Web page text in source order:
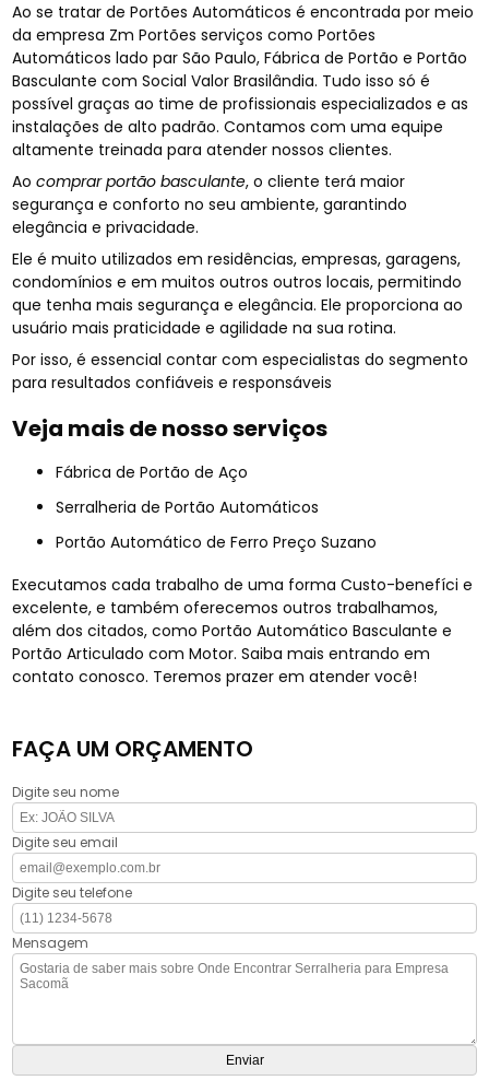
Ao se tratar de Portões Automáticos é encontrada por meio
da empresa Zm Portões serviços como Portões
Automáticos lado par São Paulo, Fábrica de Portão e Portão
Basculante com Social Valor Brasilândia. Tudo isso só é
possível graças ao time de profissionais especializados e as
instalações de alto padrão. Contamos com uma equipe
altamente treinada para atender nossos clientes.
Aocomprar portão basculante, o cliente terá maior
segurança e conforto no seu ambiente, garantindo
elegância e privacidade.
Ele é muito utilizados em residências, empresas, garagens,
condomínios e em muitos outros outros locais, permitindo
que tenha mais segurança e elegância. Ele proporciona ao
usuário mais praticidade e agilidade na sua rotina.
Por isso, é essencial contar com especialistas do segmento
para resultados confiáveis e responsáveis
Veja mais de nosso serviços
Fábrica de Portão de Aço
Serralheria de Portão Automáticos
Portão Automático de Ferro Preço Suzano
Executamos cada trabalho de uma forma Custo-benefíci e
excelente, e também oferecemos outros trabalhamos,
além dos citados, como Portão Automático Basculante e
Portão Articulado com Motor. Saiba mais entrando em
contato conosco. Teremos prazer em atender você!
FAÇA UM ORÇAMENTO
Digite seu nome
Digite seu email
Digite seu telefone
Mensagem